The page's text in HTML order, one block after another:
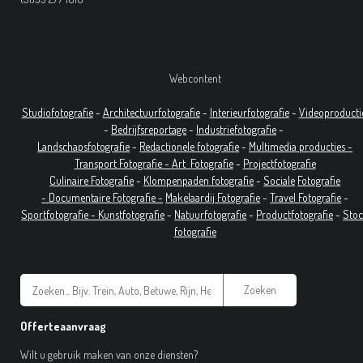
Webcontent
Studiofotografie- Architectuurfotografie- Interieurfotografie-
- Bedrijfsreportage- Industriefotografie-
Landschapsfotografie- Redactionele fotografie- Multimedia producties -
Transport Fotografie - Art Fotografie- Projectfotografie
Culinaire Fotografie- Klompenpaden fotografie-Sociale Fotografie
- Documentaire Fotografie- Makelaardij Fotografie-Travel Fotografie-
Sportfotografie - Kunstfotografie- Natuurfotografie- Productfotografie-
fotografie
Zoeken
Offerteaanvraag
Wilt u gebruik maken van onze diensten?